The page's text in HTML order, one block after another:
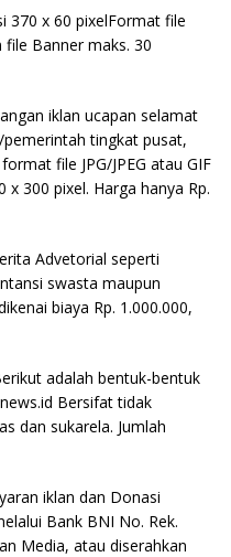
370 x 60 pixelFormat file
file Banner maks. 30
iklan ucapan selamat
tingkat pusat,
file JPG/JPEG atau GIF
300 pixel. Harga hanya Rp.
Advetorial seperti
swasta maupun
biaya Rp. 1.000.000,
adalah bentuk-bentuk
Bersifat tidak
dan sukarela. Jumlah
iklan dan Donasi
Bank BNI No. Rek.
Media, atau diserahkan